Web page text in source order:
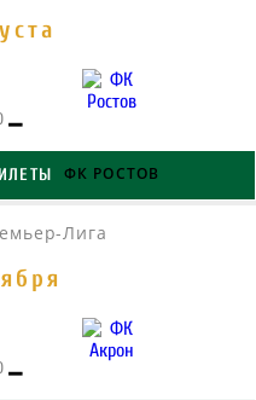
ФК РОСТОВ
Лига